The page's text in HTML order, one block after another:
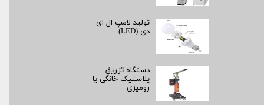
تولید لامپ ال ای
دی (LED)
دستگاه تزریق
پلاستیک خانگی یا
رومیزی